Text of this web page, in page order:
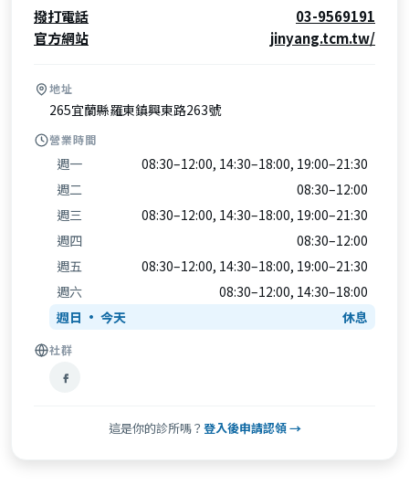
撥打電話
03-9569191
官方網站
jinyang.tcm.tw/
地址
265宜蘭縣羅東鎮興東路263號
營業時間
週一
08:30–12:00, 14:30–18:00, 19:00–21:30
週二
08:30–12:00
週三
08:30–12:00, 14:30–18:00, 19:00–21:30
週四
08:30–12:00
週五
08:30–12:00, 14:30–18:00, 19:00–21:30
週六
08:30–12:00, 14:30–18:00
週日
休息
社群
這是你的診所嗎？ 登入後申請認領 →